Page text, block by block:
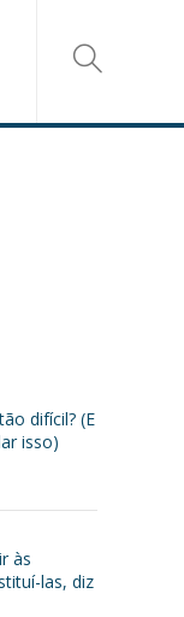
difícil? (E
isso)
às
las, diz